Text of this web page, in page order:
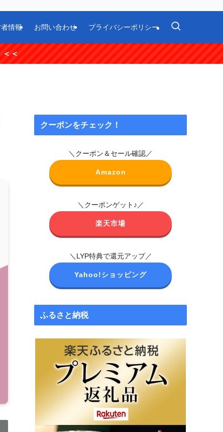
情報 お問い合わせ プライバシーポリシー
クーポンをチェック！
＼クーポン＆セール確認／
Amazon
＼クーポンゲット♪／
楽天市場
＼LYP特典で還元アップ／
Yahoo!ショッピング
ふるさと納税